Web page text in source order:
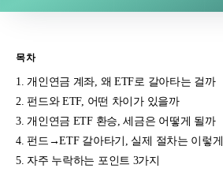
목차
개인연금 계좌, 왜 ETF로 갈아타는 걸까
펀드와 ETF, 어떤 차이가 있을까
개인연금 ETF 환승, 세금은 어떻게 될까
펀드→ETF 갈아타기, 실제 절차는 이렇게
자주 누락하는 포인트 3가지